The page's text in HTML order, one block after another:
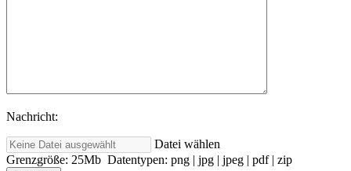
Nachricht:
Datei wählen
Grenzgröße: 25Mb Datentypen: png | jpg | jpeg | pdf | zip